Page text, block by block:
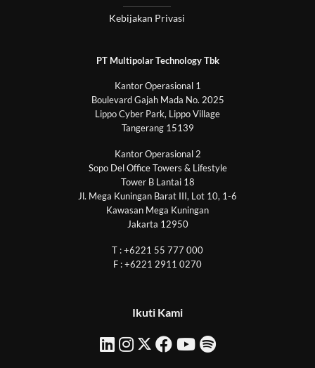
Kebijakan Privasi
PT Multipolar Technology Tbk
Kantor Operasional 1
Boulevard Gajah Mada No. 2025
Lippo Cyber Park, Lippo Village
Tangerang 15139
Kantor Operasional 2
Sopo Del Office Towers & Lifestyle
Tower B Lantai 18
Jl. Mega Kuningan Barat III, Lot 10, 1-6
Kawasan Mega Kuningan
Jakarta 12950
T : +6221 55 777 000
F : +6221 2911 0270
Ikuti Kami